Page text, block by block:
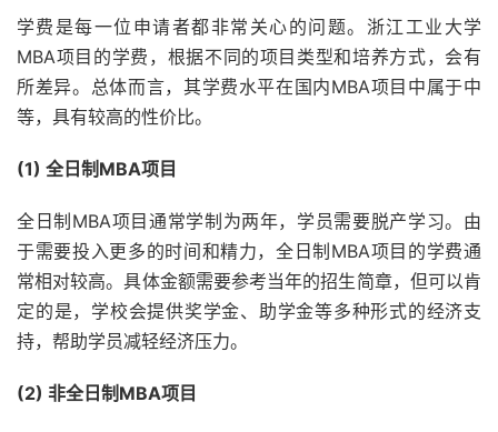
学费是每一位申请者都非常关心的问题。浙江工业大学
MBA项目的学费，根据不同的项目类型和培养方式，会有
所差异。总体而言，其学费水平在国内MBA项目中属于中
等，具有较高的性价比。
(1) 全日制MBA项目
全日制MBA项目通常学制为两年，学员需要脱产学习。由
于需要投入更多的时间和精力，全日制MBA项目的学费通
常相对较高。具体金额需要参考当年的招生简章，但可以肯
定的是，学校会提供奖学金、助学金等多种形式的经济支
持，帮助学员减轻经济压力。
(2) 非全日制MBA项目